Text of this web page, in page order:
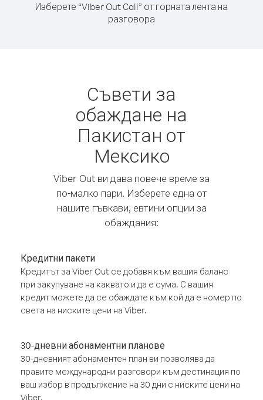
Изберете “Viber Out Call” от горната лента на
разговора
Съвети за
обаждане на
Пакистан от
Мексико
Viber Out ви дава повече време за
по-малко пари. Изберете една от
нашите гъвкави, евтини опции за
обаждания:
Кредитни пакети
Кредитът за Viber Out се добавя към вашия баланс
при закупуване на каквато и да е сума. С вашия
кредит можете да се обаждате към кой да е номер по
света на ниските цени на Viber.
30-дневни абонаментни планове
30-дневният абонаментен план ви позволява да
правите международни разговори към дестинация по
ваш избор в продължение на 30 дни с ниските цени на
Viber.